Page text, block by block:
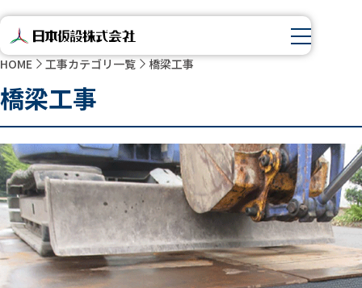
HOME 工事カテゴリ一覧 橋梁工事
橋梁工事